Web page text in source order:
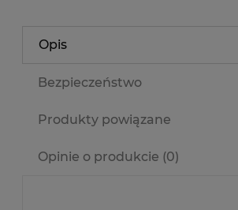
Opis
Bezpieczeństwo
Produkty powiązane
Opinie o produkcie (0)